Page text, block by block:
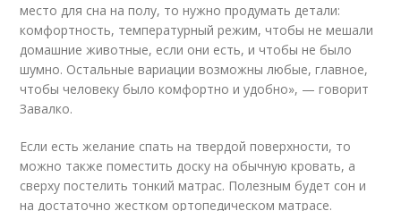
место для сна на полу, то нужно продумать детали:
комфортность, температурный режим, чтобы не мешали
домашние животные, если они есть, и чтобы не было
шумно. Остальные вариации возможны любые, главное,
чтобы человеку было комфортно и удобно», — говорит
Завалко.
Если есть желание спать на твердой поверхности, то
можно также поместить доску на обычную кровать, а
сверху постелить тонкий матрас. Полезным будет сон и
на достаточно жестком ортопедическом матрасе.